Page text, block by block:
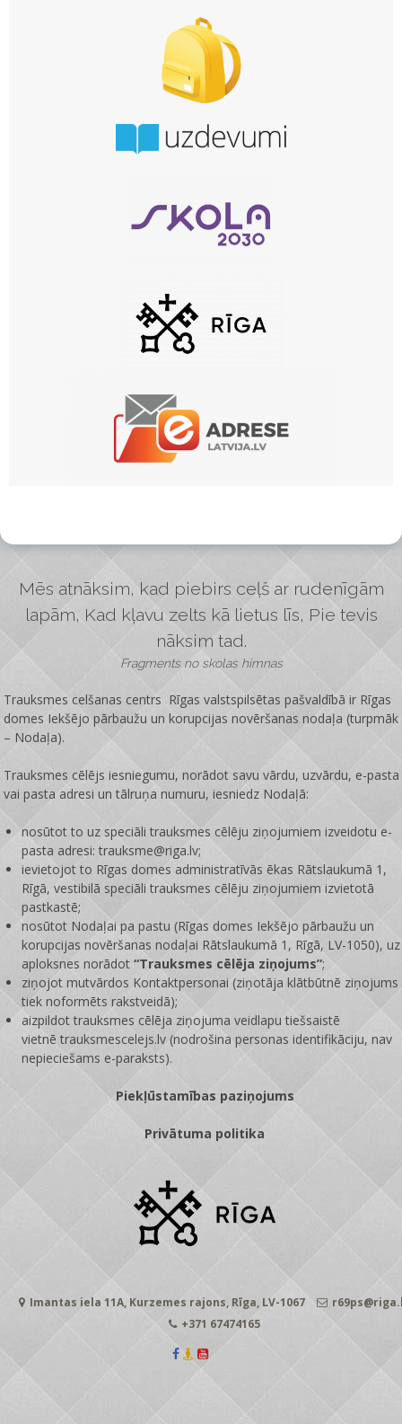
Mēs atnāksim, kad piebirs ceļš ar rudenīgām
lapām, Kad kļavu zelts kā lietus līs, Pie tevis
nāksim tad.
Fragments no skolas himnas
Trauksmes celšanas centrs Rīgas valstspilsētas pašvaldībā ir Rīgas
domes Iekšējo pārbaužu un korupcijas novēršanas nodaļa (turpmāk
– Nodaļa).
Trauksmes cēlējs iesniegumu, norādot savu vārdu, uzvārdu, e-pasta
vai pasta adresi un tālruņa numuru, iesniedz Nodaļā:
nosūtot to uz speciāli trauksmes cēlēju ziņojumiem izveidotu e-
pasta adresi: trauksme@riga.lv;
ievietojot to Rīgas domes administratīvās ēkas Rātslaukumā 1,
Rīgā, vestibilā speciāli trauksmes cēlēju ziņojumiem izvietotā
pastkastē;
nosūtot Nodaļai pa pastu (Rīgas domes Iekšējo pārbaužu un
korupcijas novēršanas nodaļai Rātslaukumā 1, Rīgā, LV-1050), uz
aploksnes norādot“Trauksmes cēlēja ziņojums”;
ziņojot mutvārdos Kontaktpersonai (ziņotāja klātbūtnē ziņojums
tiek noformēts rakstveidā);
aizpildot trauksmes cēlēja ziņojuma veidlapu tiešsaistē
vietnētrauksmescelejs.lv (nodrošina personas identifikāciju, nav
nepieciešams e-paraksts).
Piekļūstamības paziņojums
Privātuma politika
Imantas iela 11A, Kurzemes rajons, Rīga, LV-1067
+371 67474165